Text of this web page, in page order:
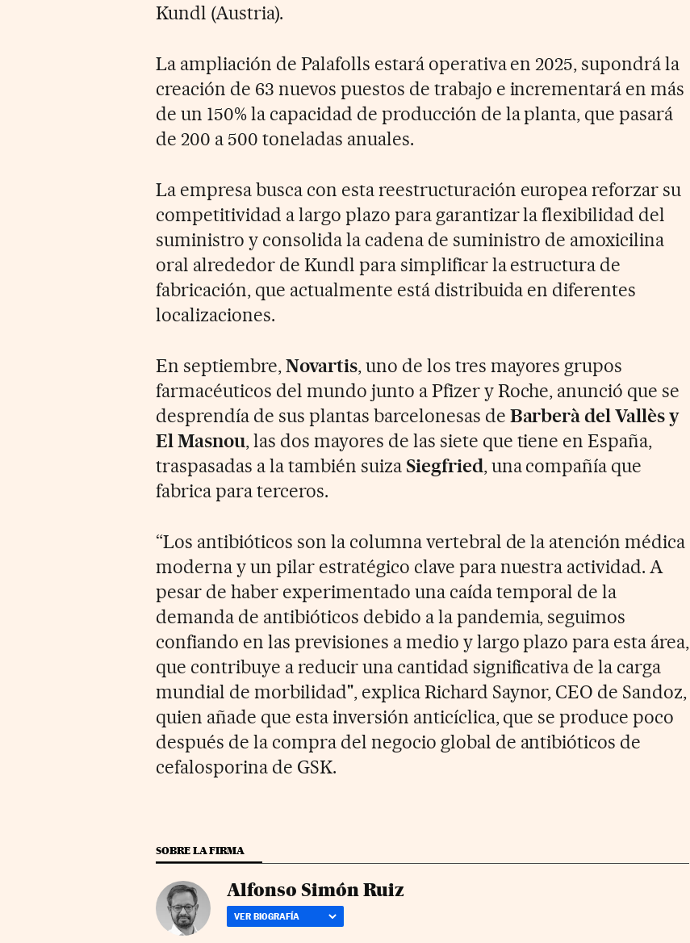
Kundl (Austria).
La ampliación de Palafolls estará operativa en 2025, supondrá la
creación de 63 nuevos puestos de trabajo e incrementará en más
de un 150% la capacidad de producción de la planta, que pasará
de 200 a 500 toneladas anuales.
La empresa busca con esta reestructuración europea reforzar su
competitividad a largo plazo para garantizar la flexibilidad del
suministro y consolida la cadena de suministro de amoxicilina
oral alrededor de Kundl para simplificar la estructura de
fabricación, que actualmente está distribuida en diferentes
localizaciones.
En septiembre,Novartis, uno de los tres mayores grupos
farmacéuticos del mundo junto a Pfizer y Roche, anunció que se
desprendía de sus plantas barcelonesas de Barberà del Vallès y
El Masnou, las dos mayores de las siete que tiene en España,
traspasadas a la también suiza Siegfried, una compañía que
fabrica para terceros.
“Los antibióticos son la columna vertebral de la atención médica
moderna y un pilar estratégico clave para nuestra actividad. A
pesar de haber experimentado una caída temporal de la
demanda de antibióticos debido a la pandemia, seguimos
confiando en las previsiones a medio y largo plazo para esta área,
que contribuye a reducir una cantidad significativa de la carga
mundial de morbilidad", explica Richard Saynor, CEO de Sandoz,
quien añade que esta inversión anticíclica, que se produce poco
después de la compra del negocio global de antibióticos de
cefalosporina de GSK.
SOBRE LA FIRMA
Alfonso Simón Ruiz
VER BIOGRAFÍA